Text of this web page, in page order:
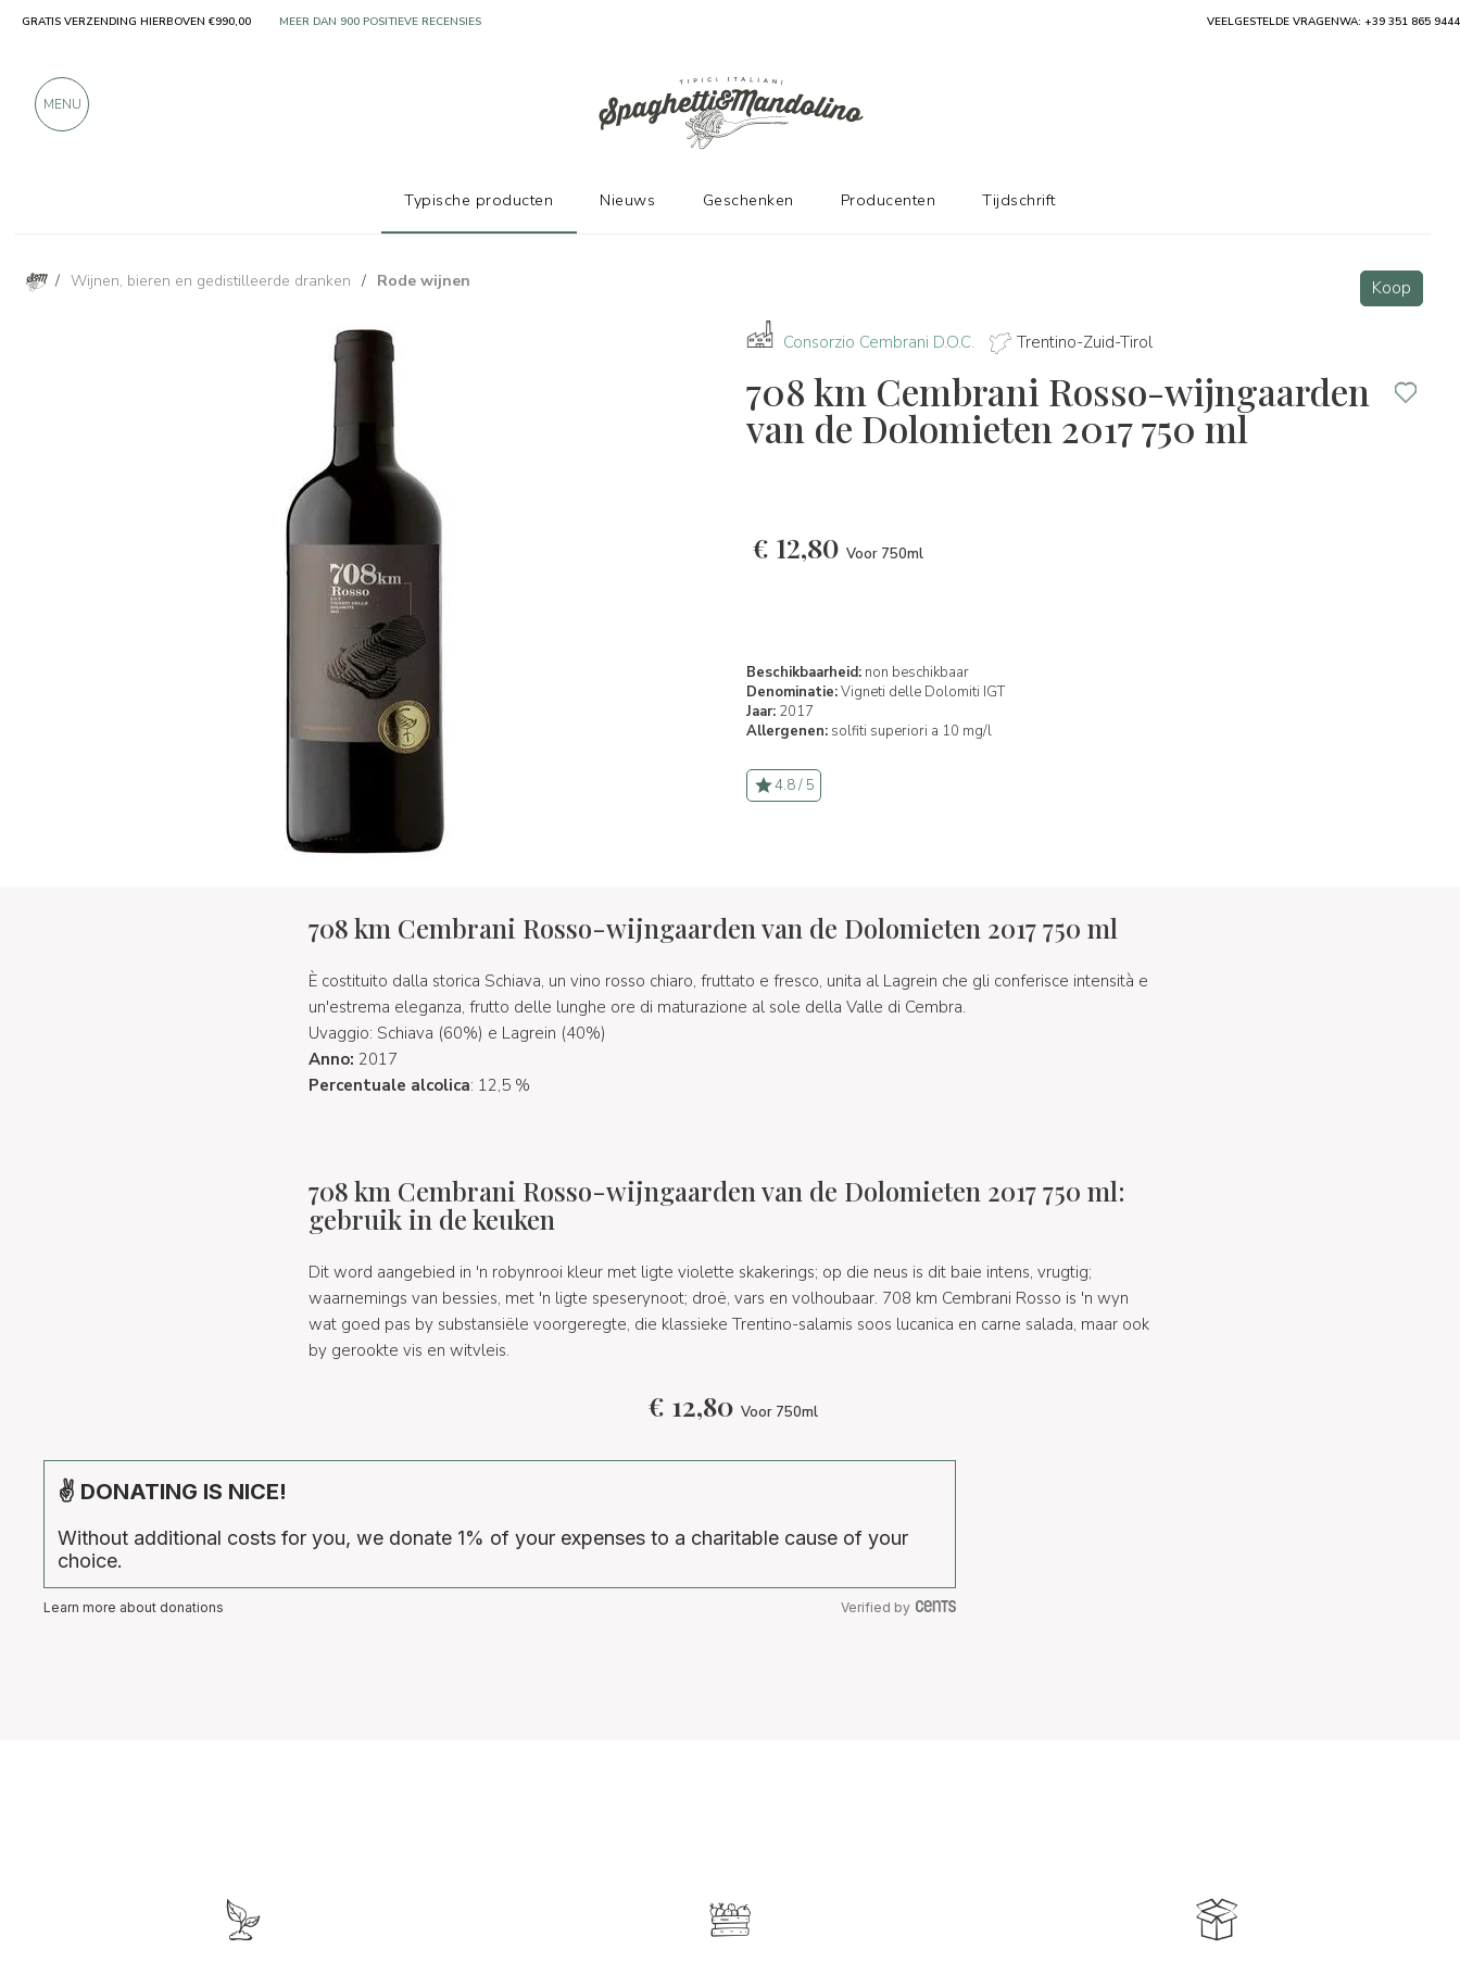
/ Wijnen, bieren en gedistilleerde dranken / Rode wijnen Koop
Consorzio Cembrani D.O.C. Trentino-Zuid-Tirol
708 km Cembrani Rosso-wijngaarden
van de Dolomieten 2017 750 ml
€ 12,80 Voor 750ml
Beschikbaarheid: non beschikbaar
Denominatie:Vigneti delle Dolomiti IGT
Jaar: 2017
Allergenen: solfiti superiori a 10 mg/l
4.8 / 5
708 km Cembrani Rosso-wijngaarden van de Dolomieten 2017 750 ml
È costituito dalla storica Schiava, un vino rosso chiaro, fruttato e fresco, unita al Lagrein che gli conferisce intensità e
un'estrema eleganza, frutto delle lunghe ore di maturazione al sole della Valle di Cembra.
Uvaggio: Schiava (60%) e Lagrein (40%)
Anno: 2017
Percentuale alcolica: 12,5 %
708 km Cembrani Rosso-wijngaarden van de Dolomieten 2017 750 ml:
gebruik in de keuken
Dit word aangebied in 'n robynrooi kleur met ligte violette skakerings; op die neus is dit baie intens, vrugtig;
waarnemings van bessies, met 'n ligte speserynoot; droë, vars en volhoubaar. 708 km Cembrani Rosso is 'n wyn
wat goed pas by substansiële voorgeregte, die klassieke Trentino-salamis soos lucanica en carne salada, maar ook
by gerookte vis en witvleis.
€ 12,80 Voor 750ml
✌ DONATING IS NICE!
Without additional costs for you, we donate 1% of your expenses to a charitable cause of your
choice.
Learn more about donations Verified by
GRATIS VERZENDING HIERBOVEN €990,00 ALLEEN PRODUCTEN VAN UITSTEKENDE FABRIKANTEN VEELGESTELDE VRAGENWA: +39 351 865 9444
MENU
Typische producten Nieuws Geschenken Producenten Tijdschrift